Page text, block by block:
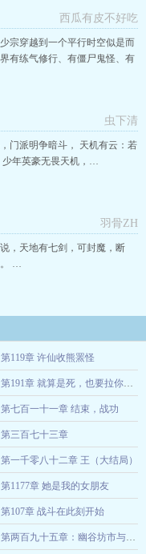
西瓜有皮不好吃
宗穿越到一个平行时空似是而
有练气修行、有僵尸鬼怪、有
虫下清
门派明争暗斗， 天机有云：若
少年英豪无畏天机，…
羽骨ZH
，天地有七剑，可封魔，断
。 …
第119章 许仙收熊罴怪
08-07
第191章 就算是死，也要拉你一起陪葬
08-07
第七百一十一章 结束，战功
第三百七十三章
08-06
第一千零八十二章 王（大结局）
第1177章 她是我的女朋友
第107章 战斗在此刻开始
08-06
第两百九十五章：幽谷坊市与青竹丹阁